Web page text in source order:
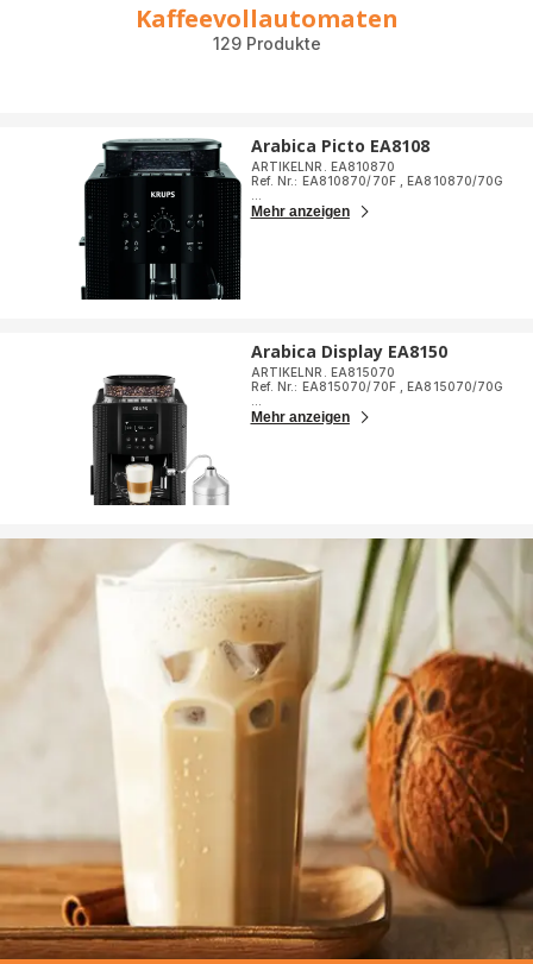
Kaffeevollautomaten
129 Produkte
Arabica Picto EA8108
ARTIKELNR. EA810870
Ref. Nr.: EA810870/70F
,EA810870/70G
Mehr anzeigen
Arabica Display EA8150
ARTIKELNR. EA815070
Ref. Nr.: EA815070/70F
,EA815070/70G
Mehr anzeigen